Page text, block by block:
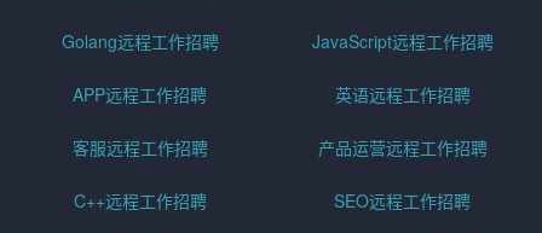
Golang远程工作招聘 JavaScript远程工作招聘
APP远程工作招聘 英语远程工作招聘
客服远程工作招聘 产品运营远程工作招聘
C++远程工作招聘 SEO远程工作招聘